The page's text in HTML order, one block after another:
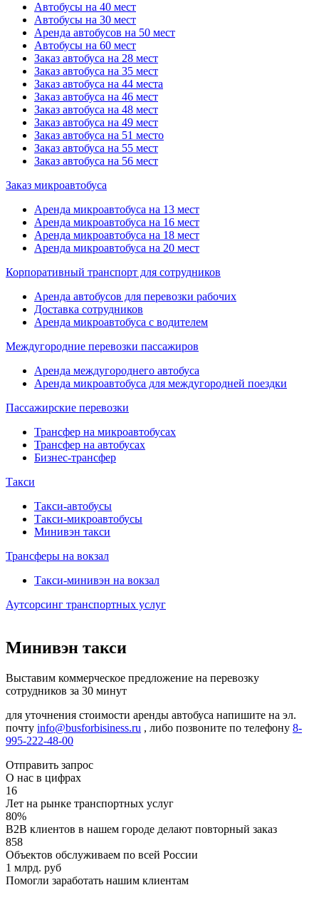
Автобусы на 40 мест
Автобусы на 30 мест
Аренда автобусов на 50 мест
Автобусы на 60 мест
Заказ автобуса на 28 мест
Заказ автобуса на 35 мест
Заказ автобуса на 44 места
Заказ автобуса на 46 мест
Заказ автобуса на 48 мест
Заказ автобуса на 49 мест
Заказ автобуса на 51 место
Заказ автобуса на 55 мест
Заказ автобуса на 56 мест
Заказ микроавтобуса
Аренда микроавтобуса на 13 мест
Аренда микроавтобуса на 16 мест
Аренда микроавтобуса на 18 мест
Аренда микроавтобуса на 20 мест
Корпоративный транспорт для сотрудников
Аренда автобусов для перевозки рабочих
Доставка сотрудников
Аренда микроавтобуса с водителем
Междугородние перевозки пассажиров
Аренда междугороднего автобуса
Аренда микроавтобуса для междугородней поездки
Пассажирские перевозки
Трансфер на микроавтобусах
Трансфер на автобусах
Бизнес-трансфер
Такси
Такси-автобусы
Такси-микроавтобусы
Минивэн такси
Трансферы на вокзал
Такси-минивэн на вокзал
Аутсорсинг транспортных услуг
Минивэн такси
Выставим коммерческое предложение на перевозку
сотрудников за 30 минут
для уточнения стоимости аренды автобуса напишите на эл.
почту info@busforbisiness.ru , либо позвоните по телефону 8-
995-222-48-00
Отправить запрос
О нас в цифрах
16
Лет на рынке транспортных услуг
80%
B2B клиентов в нашем городе делают повторный заказ
858
Объектов обслуживаем по всей России
1 млрд. руб
Помогли заработать нашим клиентам